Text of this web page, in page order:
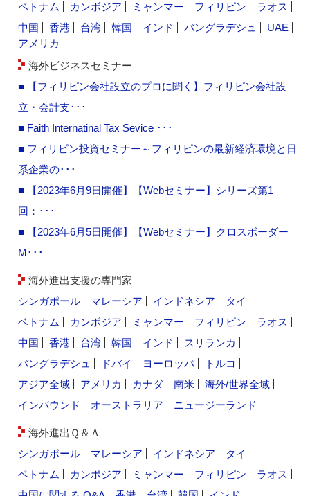
ベトナム
カンボジア ミャンマー フィリピン
ラオス
中国
香港 台湾 韓国 インド バングラデシュ
UAE
アメリカ
海外ビジネスセミナー
■ 【フィリピン会社設立のプロに聞く】フィリピン会社設
立・会計支･･･
■ Faith Internatinal Tax Sevice ･･･
■ フィリピン投資セミナー～フィリピンの最新経済環境と日
系企業の･･･
■ 【2023年6月9日開催】【Webセミナー】シリーズ第1
回：･･･
■ 【2023年6月5日開催】【Webセミナー】クロスボーダー
M･･･
海外進出支援の専門家
シンガポール
マレーシア インドネシア
タイ
ベトナム
カンボジア ミャンマー フィリピン
ラオス
中国
香港 台湾 韓国 インド
スリランカ
バングラデシュ
ドバイ ヨーロッパ
トルコ
アジア全域
アメリカ カナダ 南米
海外/世界全域
インバウンド
オーストラリア ニュージーランド
海外進出Ｑ＆Ａ
シンガポール
マレーシア インドネシア
タイ
ベトナム
カンボジア ミャンマー フィリピン
ラオス